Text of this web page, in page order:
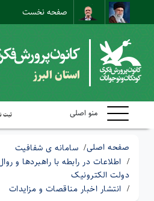
صفحه نخست
ارتباط با ما
نقشه سایت
استان البرز
منو اصلی ثبت
صفحه اصلی
سامانه ی شفافیت
اطلاعات در رابطه با راهبردها و
دولت الکترونیک
انتشار اخبار مناقصات و مزایدات